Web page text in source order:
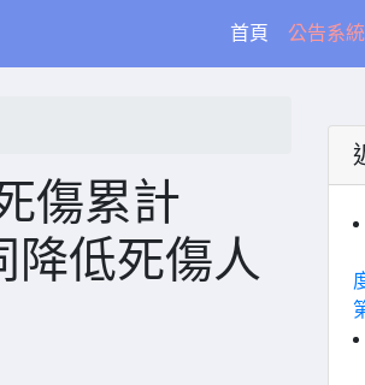
首頁(current)
公告系統
傷累計
降低死傷人